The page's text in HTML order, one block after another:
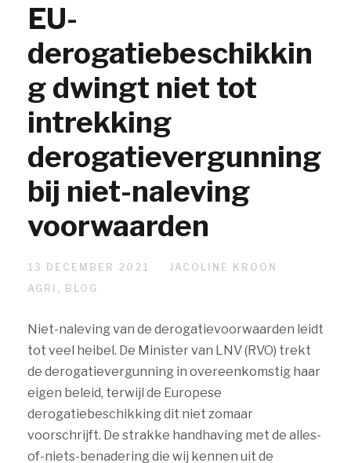
EU-
derogatiebeschikkin
g dwingt niet tot
intrekking
derogatievergunning
bij niet-naleving
voorwaarden
13 DECEMBER 2021
JACOLINE KROON
AGRI , BLOG
Niet-naleving van de derogatievoorwaarden leidt
tot veel heibel. De Minister van LNV (RVO) trekt
de derogatievergunning in overeenkomstig haar
eigen beleid, terwijl de Europese
derogatiebeschikking dit niet zomaar
voorschrijft. De strakke handhaving met de alles-
of-niets-benadering die wij kennen uit de